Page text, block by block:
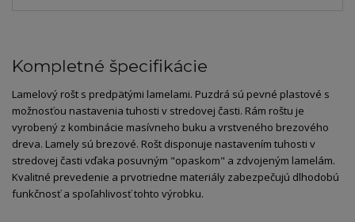
Kompletné špecifikácie
Lamelový rošt s predpätými lamelami. Puzdrá sú pevné plastové s
možnosťou nastavenia tuhosti v stredovej časti. Rám roštu je
vyrobený z kombinácie masívneho buku a vrstveného brezového
dreva. Lamely sú brezové. Rošt disponuje nastavením tuhosti v
stredovej časti vďaka posuvným "opaskom" a zdvojeným lamelám.
Kvalitné prevedenie a prvotriedne materiály zabezpečujú dlhodobú
funkčnosť a spoľahlivosť tohto výrobku.